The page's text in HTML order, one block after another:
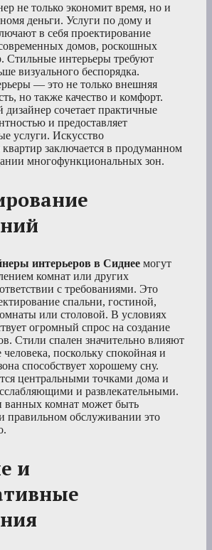
не только экономит время, но и
деньги. Услуги по дому и
в себя проектирование
домов, роскошных
Стильные интерьеры требуют
визуального беспорядка.
— это не только внешняя
но также качество и комфорт.
сочетает практичные
и предоставляет
услуги. Искусство
заключается в продуманном
многофункциональных зон.
интерьеров в Сиднее могут
комнат или других
с требованиями. Это
спальни, гостиной,
или столовой. В условиях
огромный спрос на создание
Стили спален значительно влияют
поскольку спокойная и
способствует хорошему сну.
центральными точками дома и
и развлекательными.
ванных комнат может быть
правильном обслуживании это
и